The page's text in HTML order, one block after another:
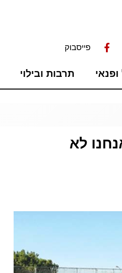
פייסבוק
ופנאי תרבות ובילוי
לא